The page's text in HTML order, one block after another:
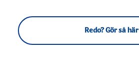
Redo? Gör så här